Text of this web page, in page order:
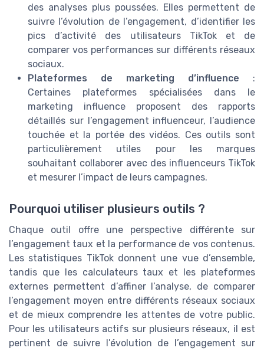
des analyses plus poussées. Elles permettent de
suivre l’évolution de l’engagement, d’identifier les
pics d’activité des utilisateurs TikTok et de
comparer vos performances sur différents réseaux
sociaux.
Plateformes de marketing d’influence :
Certaines plateformes spécialisées dans le
marketing influence proposent des rapports
détaillés sur l’engagement influenceur, l’audience
touchée et la portée des vidéos. Ces outils sont
particulièrement utiles pour les marques
souhaitant collaborer avec des influenceurs TikTok
et mesurer l’impact de leurs campagnes.
Pourquoi utiliser plusieurs outils ?
Chaque outil offre une perspective différente sur
l’engagement taux et la performance de vos contenus.
Les statistiques TikTok donnent une vue d’ensemble,
tandis que les calculateurs taux et les plateformes
externes permettent d’affiner l’analyse, de comparer
l’engagement moyen entre différents réseaux sociaux
et de mieux comprendre les attentes de votre public.
Pour les utilisateurs actifs sur plusieurs réseaux, il est
pertinent de suivre l’évolution de l’engagement sur